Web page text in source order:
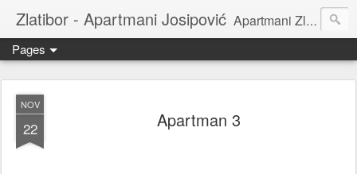
Zlatibor - Apartmani Josipović Apartmani Zlatibor | Privatni smeštaj | Sobe za izdavanje|
Pages
NOV
22 Apartman 3